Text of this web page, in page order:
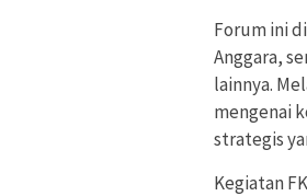
Forum ini
Anggara,
lainnya.
mengenai
strategis
Kegiatan